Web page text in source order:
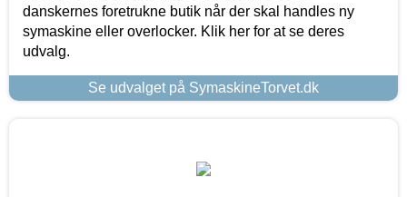
danskernes foretrukne butik når der skal handles ny
symaskine eller overlocker. Klik her for at se deres
udvalg.
Se udvalget på SymaskineTorvet.dk